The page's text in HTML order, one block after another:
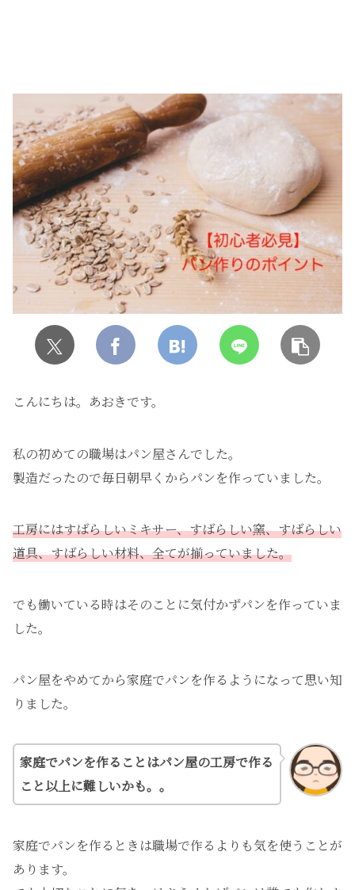
こんにちは。あおきです。
私の初めての職場はパン屋さんでした。
製造だったので毎日朝早くからパンを作っていました。
工房にはすばらしいミキサー、すばらしい窯、すばらしい
道具、すばらしい材料、全てが揃っていました。
でも働いている時はそのことに気付かずパンを作っていま
した。
パン屋をやめてから家庭でパンを作るようになって思い知
りました。
家庭でパンを作ることはパン屋の工房で作る
こと以上に難しいかも。。
家庭でパンを作るときは職場で作るよりも気を使うことが
あります。